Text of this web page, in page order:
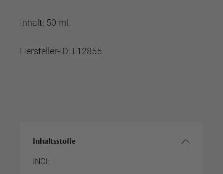
Inhalt: 50 ml.
Hersteller-ID: L12855
Inhaltsstoffe
INCI: